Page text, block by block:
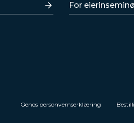
For
Genos personvernserklæring